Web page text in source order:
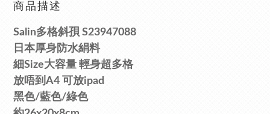
商品描述
Salin多格斜孭 S23947088
日本厚身防水絹料
細Size大容量 輕身超多格
放唔到A4 可放ipad
黑色/藍色/綠色